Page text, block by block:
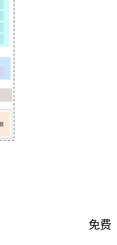
免费